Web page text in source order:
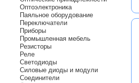
Оптоэлектроника
Паяльное оборудование
Переключатели
Приборы
Промышленная мебель
Резисторы
Реле
Светодиоды
Силовые диоды и модули
Соединители